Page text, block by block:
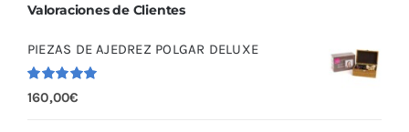
Valoraciones de Clientes
PIEZAS DE AJEDREZ POLGAR DELUXE
Valorado
con 5.00
160,00€